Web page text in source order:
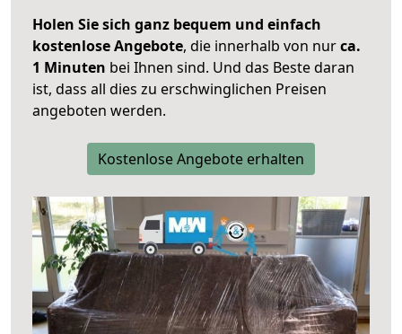
Holen Sie sich ganz bequem und einfach
kostenlose Angebote, die innerhalb von nurca.
1 Minuten bei Ihnen sind. Und das Beste daran
ist, dass all dies zu erschwinglichen Preisen
angeboten werden.
Kostenlose Angebote erhalten